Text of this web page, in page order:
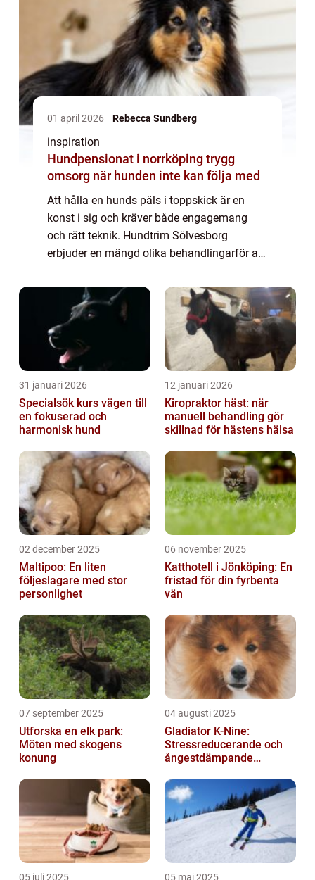
01 april 2026 Rebecca Sundberg
inspiration
Hundpensionat i norrköping trygg
omsorg när hunden inte kan följa med
Att hålla en hunds päls i toppskick är en
konst i sig och kräver både engagemang
och rätt teknik. Hundtrim Sölvesborg
erbjuder en mängd olika behandlingarför att
31 januari 2026
Specialsök kurs vägen till
en fokuserad och
harmonisk hund
12 januari 2026
Kiropraktor häst: när
manuell behandling gör
skillnad för hästens hälsa
02 december 2025
Maltipoo: En liten
följeslagare med stor
personlighet
06 november 2025
Katthotell i Jönköping: En
fristad för din fyrbenta
vän
07 september 2025
Utforska en elk park:
Möten med skogens
konung
04 augusti 2025
Gladiator K-Nine:
Stressreducerande och
ångestdämpande
05 juli 2025 05 maj 2025